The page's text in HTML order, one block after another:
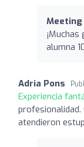
Meeting
alumna
Adria Pons
Experiencia
atendieron